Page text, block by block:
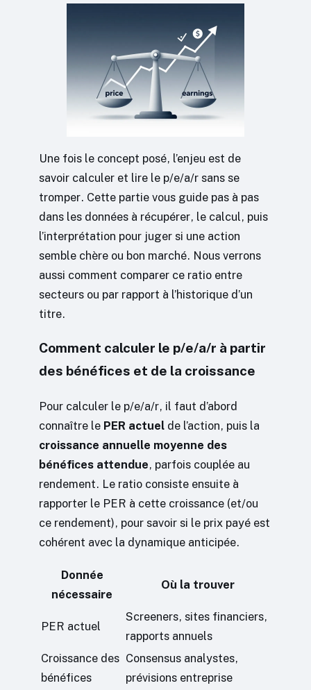
Une fois le concept posé, l’enjeu est de
savoir calculer et lire le p/e/a/r sans se
tromper. Cette partie vous guide pas à pas
dans les données à récupérer, le calcul, puis
l’interprétation pour juger si une action
semble chère ou bon marché. Nous verrons
aussi comment comparer ce ratio entre
secteurs ou par rapport à l’historique d’un
titre.
Comment calculer le p/e/a/r à partir
des bénéfices et de la croissance
Pour calculer le p/e/a/r, il faut d’abord
connaître le PER actuel de l’action, puis la
croissance annuelle moyenne des
bénéfices attendue, parfois couplée au
rendement. Le ratio consiste ensuite à
rapporter le PER à cette croissance (et/ou
ce rendement), pour savoir si le prix payé est
cohérent avec la dynamique anticipée.
Donnée
nécessaire
Où la trouver
PER actuel
Screeners, sites financiers,
rapports annuels
Croissance des
bénéfices
Consensus analystes,
prévisions entreprise